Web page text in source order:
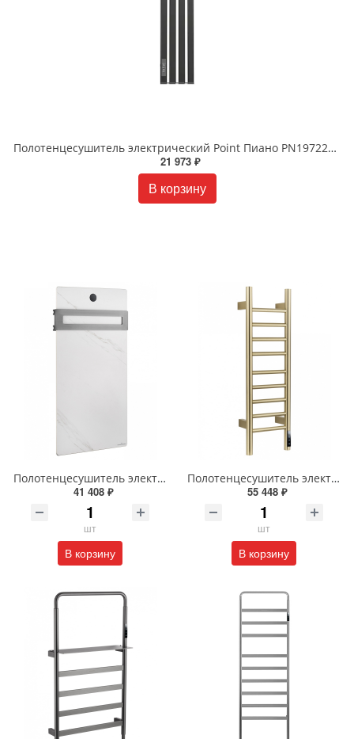
Полотенцесушитель электрический Point Пиано PN19722BC 15x120 диммер слева черный хром
21 973 ₽
В корзину
Полотенцесушитель электрический с каменной плитой Wonzon & Woghand STUTTGART WW-A501-GM темный графит
41 408 ₽
шт
В корзину
Полотенцесушитель электрический Wonzon & Woghand BONN WW-AL4092-BG брашированное золото
55 448 ₽
шт
В корзину